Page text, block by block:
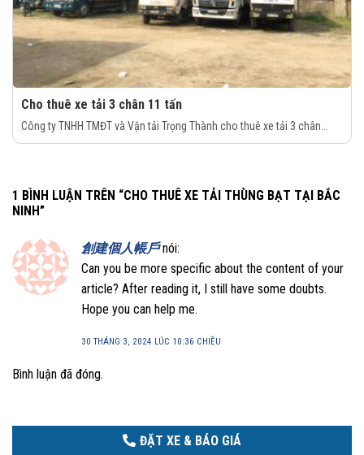
Cho thuê xe tải 3 chân 11 tấn
Công ty TNHH TMĐT và Vận tải Trọng Thành cho thuê xe tải 3 chân...
1 BÌNH LUẬN TRÊN “CHO THUÊ XE TẢI THÙNG BẠT TẠI BẮC
NINH”
創建個人帳戶 nói:
Can you be more specific about the content of your
article? After reading it, I still have some doubts.
Hope you can help me.
30 THÁNG 3, 2024 LÚC 10:36 CHIỀU
Bình luận đã đóng.
ĐẶT XE & BÁO GIÁ